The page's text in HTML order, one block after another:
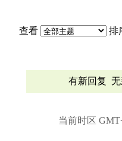
查看 排
有新回复
当前时区